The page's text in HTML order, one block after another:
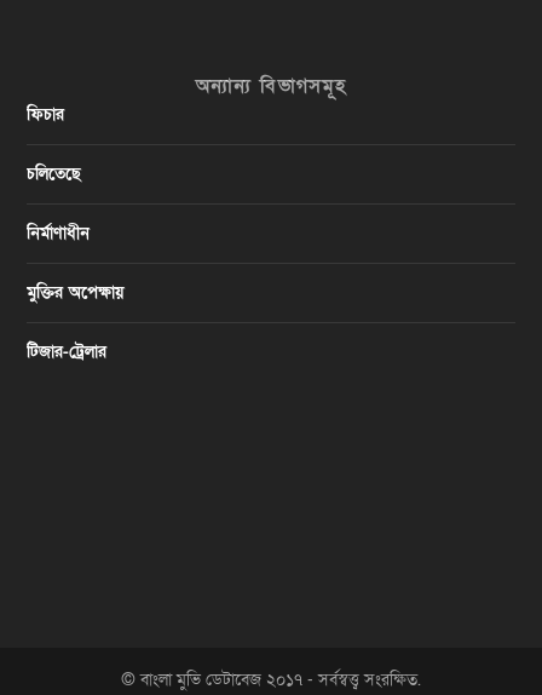
অন্যান্য বিভাগসমূহ
ফিচার
চলিতেছে
নির্মাণাধীন
মুক্তির অপেক্ষায়
টিজার-ট্রেলার
© বাংলা মুভি ডেটাবেজ ২০১৭ - সর্বস্বত্ত্ব সংরক্ষিত.